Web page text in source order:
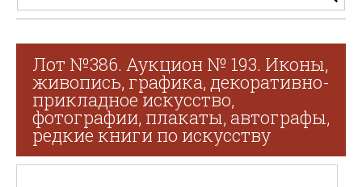
Лот №386. Аукцион № 193. Иконы,
живопись, графика, декоративно-
прикладное искусство,
фотографии, плакаты, автографы,
редкие книги по искусству